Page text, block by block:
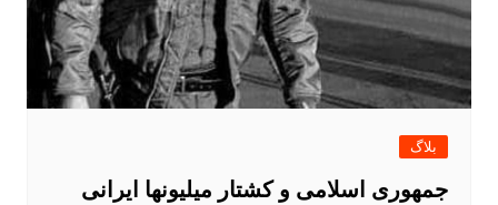
بلاگ
جمهوری اسلامی و کشتار میلیونها ایرانی